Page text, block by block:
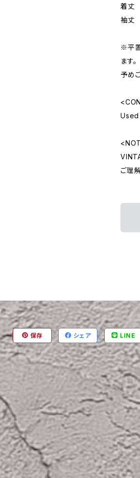
着丈
袖丈
※平
ます。
予め
Used
ご理
保存 シェア LINE